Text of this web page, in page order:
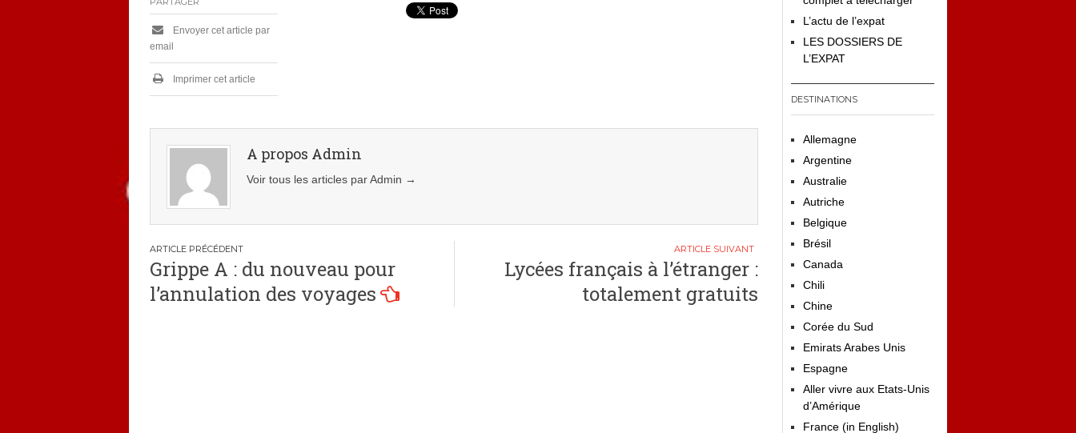
Envoyer cet article par
email
Imprimer cet article
A propos Admin
Voir tous les articles par Admin →
Navigation
de
Grippe A : du nouveau pour
l’annulation des voyages
Lycées français à l’étranger :
totalement gratuits
L’actu de l’expat
LES DOSSIERS DE
L’EXPAT
DESTINATIONS
Allemagne
Argentine
Australie
Autriche
Belgique
Brésil
Canada
Chili
Chine
Corée du Sud
Emirats Arabes Unis
Espagne
Aller vivre aux Etats-Unis
d’Amérique
France (in English)